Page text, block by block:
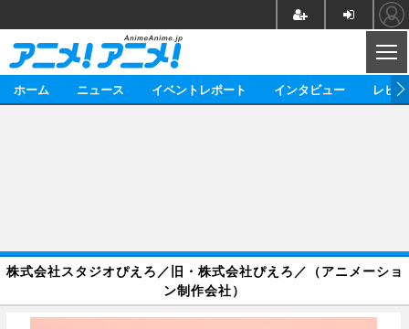
ゲーム グッズ
イベント 海外
海外イベント ビジネス
ビジネス
レビュー
ホーム ニュース イベントレポート インタビュー レビ
株式会社スタジオぴえろ／旧・株式会社ぴえろ／（アニメーショ
ン制作会社）